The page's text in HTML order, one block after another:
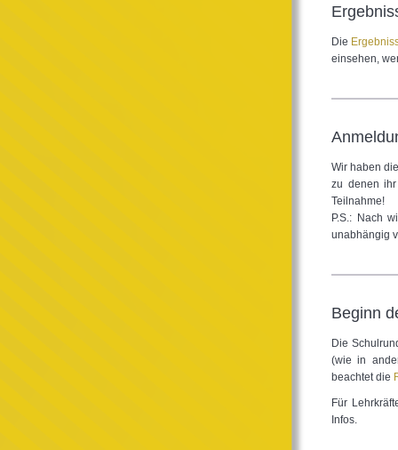
Die
einsehen,
Wir haben
zu denen
Teilnahme!
P.S.: Nach
unabhängig
Beginn
Die
(wie in
beachtet die
Für
Infos.